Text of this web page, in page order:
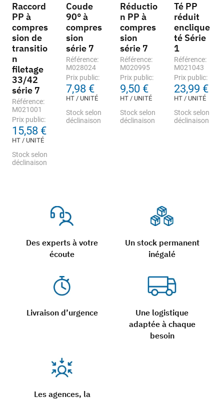
Des experts à votre
écoute
Un stock permanent
inégalé
Livraison d’urgence
Une logistique
adaptée à chaque
besoin
Les agences, la
Raccord
PP à
compres
sion de
transitio
n
filetage
33/42
série 7
Référence:
M021001
Prix public:
15,58 €
HT / UNITÉ
Stock selon
déclinaison
Coude
90° à
compres
sion
série 7
Référence:
M028024
Prix public:
7,98 €
HT / UNITÉ
Stock selon
déclinaison
Réductio
n PP à
compres
sion
série 7
Référence:
M020995
Prix public:
9,50 €
HT / UNITÉ
Stock selon
déclinaison
Té PP
réduit
enclique
té Série
1
Référence:
M021043
Prix public:
23,99 €
HT / UNITÉ
Stock selon
déclinaison